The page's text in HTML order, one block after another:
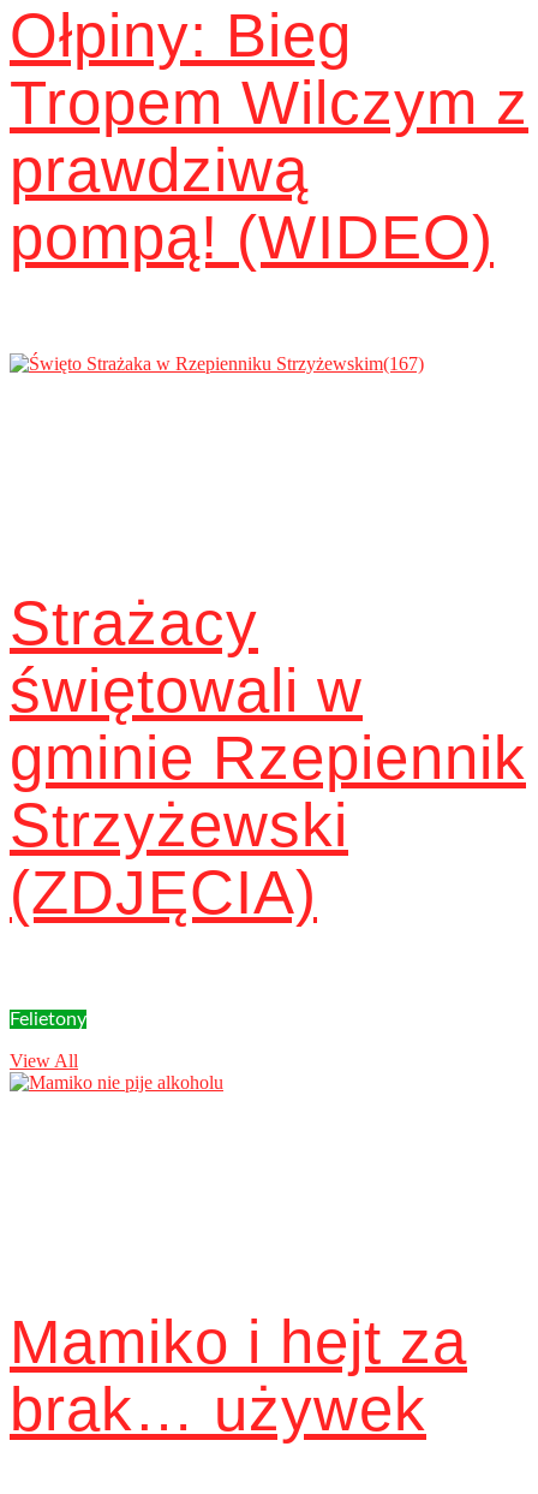
Ołpiny: Bieg
Tropem Wilczym z
prawdziwą
pompą! (WIDEO)
Strażacy
świętowali w
gminie Rzepiennik
Strzyżewski
(ZDJĘCIA)
Felietony
View All
Mamiko i hejt za
brak… używek